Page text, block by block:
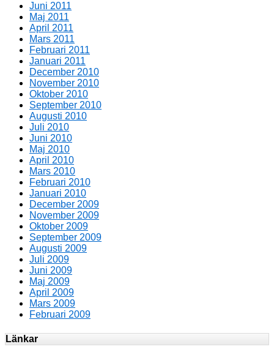
Juni 2011
Maj 2011
April 2011
Mars 2011
Februari 2011
Januari 2011
December 2010
November 2010
Oktober 2010
September 2010
Augusti 2010
Juli 2010
Juni 2010
Maj 2010
April 2010
Mars 2010
Februari 2010
Januari 2010
December 2009
November 2009
Oktober 2009
September 2009
Augusti 2009
Juli 2009
Juni 2009
Maj 2009
April 2009
Mars 2009
Februari 2009
Länkar